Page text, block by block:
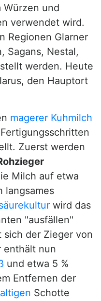
Würzen und
verwendet wird.
Regionen Glarner
Sagans, Nestal,
werden. Heute
den Hauptort
magerer Kuhmilch
Zuerst werden
Milch auf etwa
langsames
wird das
"ausfällen"
der Zieger von
enthält nun
und etwa 5 %
Entfernen der
Schotte